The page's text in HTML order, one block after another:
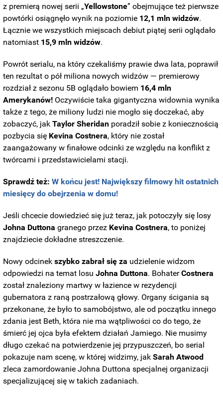
z premierą nowej serii „Yellowstone” obejmujące też pierwsze
powtórki osiągnęło wynik na poziomie 12,1 mln widzów.
Łącznie we wszystkich miejscach debiut piątej serii oglądało
natomiast 15,9 mln widzów.
Powrót serialu, na który czekaliśmy prawie dwa lata, poprawił
ten rezultat o pół miliona nowych widzów — premierowy
rozdział z sezonu 5B oglądało bowiem 16,4 mln
Amerykanów! Oczywiście taka gigantyczna widownia wynika
także z tego, że miliony ludzi nie mogło się doczekać, aby
zobaczyć, jakTaylor Sheridan poradził sobie z koniecznością
pozbycia się Kevina Costnera, który nie został
zaangażowany w finałowe odcinki ze względu na konflikt z
twórcami i przedstawicielami stacji.
Sprawdź też:W końcu jest! Największy filmowy hit ostatnich
miesięcy do obejrzenia w domu!
Jeśli chcecie dowiedzieć się już teraz, jak potoczyły się losy
Johna Duttona granego przez Kevina Costnera, to poniżej
znajdziecie dokładne streszczenie.
Nowy odcinekszybko zabrał się za udzielenie widzom
odpowiedzi na temat losuJohna Duttona. BohaterCostnera
został znaleziony martwy w łazience w rezydencji
gubernatora z raną postrzałową głowy. Organy ścigania są
przekonane, że było to samobójstwo, ale od początku innego
zdania jest Beth, która nie ma wątpliwości co do tego, że
śmierć jej ojca była efektem działań Jamiego. Nie musimy
długo czekać na potwierdzenie jej przypuszczeń, bo serial
pokazuje nam scenę, w której widzimy, jakSarah Atwood
zleca zamordowanie Johna Duttona specjalnej organizacji
specjalizującej się w takich zadaniach.